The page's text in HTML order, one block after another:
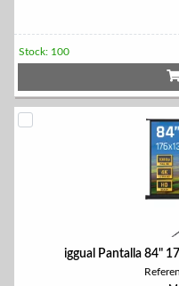
Stock: 100
iggual Pantalla 84"